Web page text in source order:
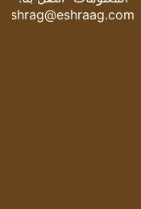
eshrag@eshraag.com